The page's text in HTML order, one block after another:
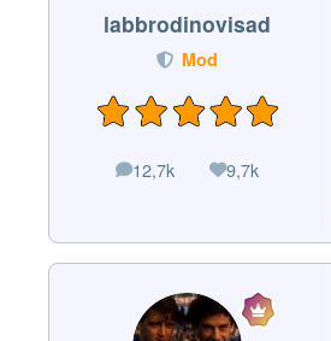
labbrodinovisad
Mod
12,7k
messaggi 9,7k
Reputazione